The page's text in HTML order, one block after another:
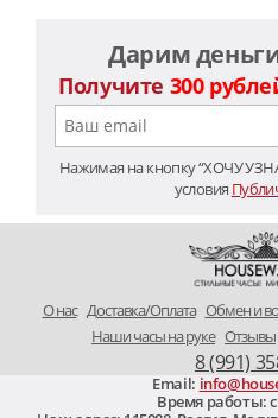
Дарим
Получите 300
Нажимая на кнопку “ХОЧУ
условия
O нас Доставка/Оплата Обмен и
Наши часы на руке Отзывы
8 (991)
Email:
Время работы: c